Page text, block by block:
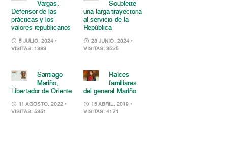
Vargas:
Defensor de las
prácticas y los
valores republicanos
5 JULIO, 2024 •
VISITAS: 1383
Soublette
una larga trayectoria
al servicio de la
República
28 JUNIO, 2024 •
VISITAS: 3525
Santiago
Mariño,
Libertador de Oriente
11 AGOSTO, 2022 •
VISITAS: 5351
Raíces
familiares
del general Mariño
15 ABRIL, 2019 •
VISITAS: 4171